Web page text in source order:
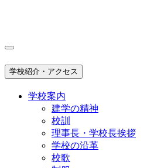
学校紹介・アクセス
学校案内
建学の精神
校訓
理事長・学校長挨拶
学校の沿革
校歌